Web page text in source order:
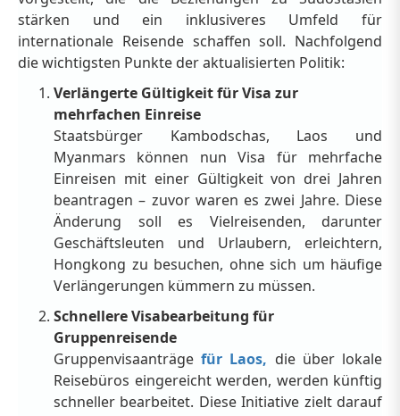
stärken und ein inklusiveres Umfeld für
internationale Reisende schaffen soll. Nachfolgend
die wichtigsten Punkte der aktualisierten Politik:
Verlängerte Gültigkeit für Visa zur
mehrfachen Einreise
Staatsbürger Kambodschas, Laos und
Myanmars können nun Visa für mehrfache
Einreisen mit einer Gültigkeit von drei Jahren
beantragen – zuvor waren es zwei Jahre. Diese
Änderung soll es Vielreisenden, darunter
Geschäftsleuten und Urlaubern, erleichtern,
Hongkong zu besuchen, ohne sich um häufige
Verlängerungen kümmern zu müssen.
Schnellere Visabearbeitung für
Gruppenreisende
Gruppenvisaanträgefür Laos, die über lokale
Reisebüros eingereicht werden, werden künftig
schneller bearbeitet. Diese Initiative zielt darauf